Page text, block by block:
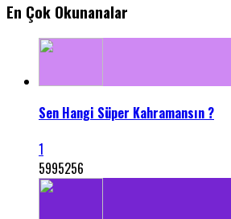
En Çok Okunanalar
Sen Hangi Süper Kahramansın ?
1
5995256